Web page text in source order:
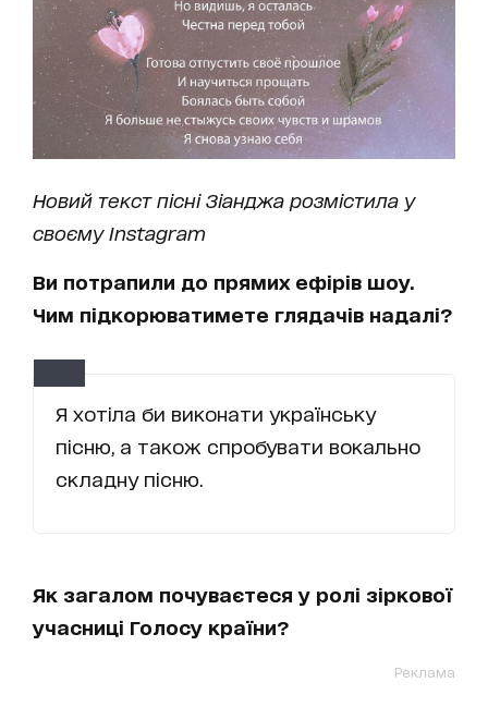
Новий текст пісні Зіанджа розмістила у
своєму Instagram
Ви потрапили до прямих ефірів шоу.
Чим підкорюватимете глядачів надалі?
Я хотіла би виконати українську
пісню, а також спробувати вокально
складну пісню.
Як загалом почуваєтеся у ролі зіркової
учасниці Голосу країни?
Реклама